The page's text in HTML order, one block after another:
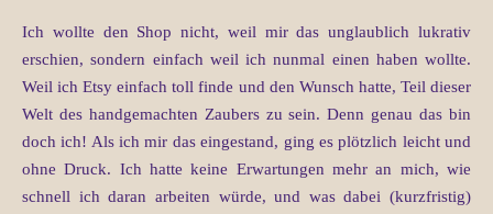
Ich wollte den Shop nicht, weil mir das unglaublich lukrativ
erschien, sondern einfach weil ich nunmal einen haben wollte.
Weil ich Etsy einfach toll finde und den Wunsch hatte, Teil dieser
Welt des handgemachten Zaubers zu sein. Denn genau das bin
doch ich! Als ich mir das eingestand, ging es plötzlich leicht und
ohne Druck. Ich hatte keine Erwartungen mehr an mich, wie
schnell ich daran arbeiten würde, und was dabei (kurzfristig)